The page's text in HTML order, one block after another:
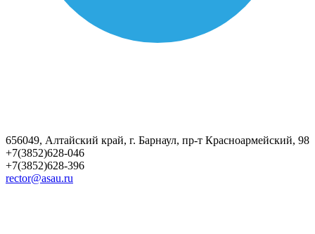
656049, Алтайский край, г. Барнаул, пр-т Красноармейский, 98
+7(3852)628-046
+7(3852)628-396
rector@asau.ru